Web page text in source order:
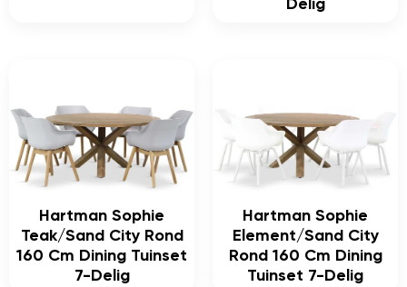
Delig
Hartman Sophie
Teak/Sand City Rond
160 Cm Dining Tuinset
7-Delig
Hartman Sophie
Element/Sand City
Rond 160 Cm Dining
Tuinset 7-Delig